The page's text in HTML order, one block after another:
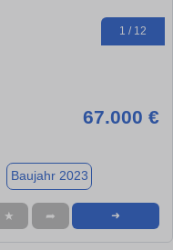
1 / 12
67.000 €
Baujahr 2023
★ ➦ ➜